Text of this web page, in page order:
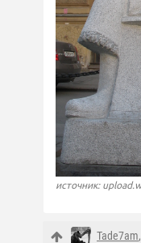
источник:
Tade7am